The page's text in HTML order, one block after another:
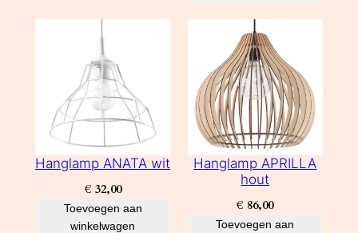
Hanglamp ANATA wit
€ 32,00
Toevoegen aan
winkelwagen
Hanglamp APRILLA
hout
€ 86,00
Toevoegen aan